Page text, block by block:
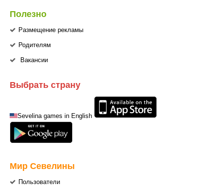
Полезно
Размещение рекламы
Родителям
Вакансии
Выбрать страну
Sevelina games in English
Мир Севелины
Пользователи